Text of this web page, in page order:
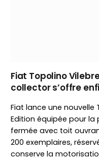
Fiat Topolino
collector s’offre
Fiat lance une nouvelle
Edition équipée pour la
fermée avec toit
200 exemplaires,
conserve la